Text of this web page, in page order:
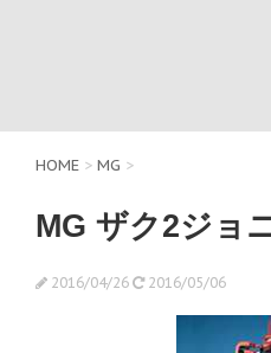
HOME > MG >
MG ザク2ジョ
2016/04/26 2016/05/06